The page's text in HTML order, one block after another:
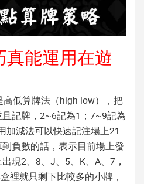
能運用在遊
低算牌法（high-low），把
記牌，2~6記為1；7~9記為
加減法可以快速記注場上21
負數的話，表示目前場上發
現2、8、J、5、K、A、7，
裡就只剩下比較多的小牌，